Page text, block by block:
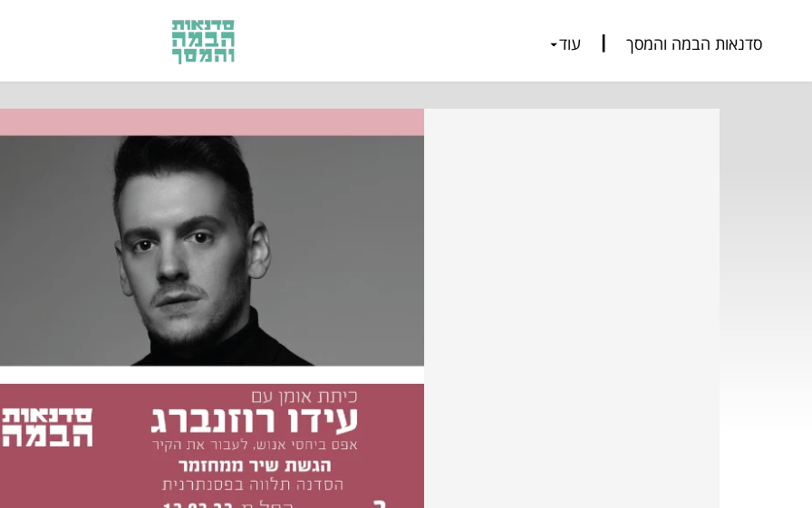
סדנאות הבמה והמסך עוד